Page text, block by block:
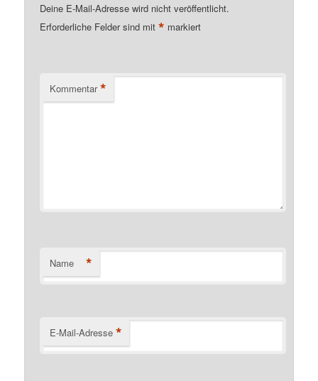
Deine E-Mail-Adresse wird nicht veröffentlicht.
Erforderliche Felder sind mit* markiert
Kommentar *
Name *
E-Mail-Adresse *